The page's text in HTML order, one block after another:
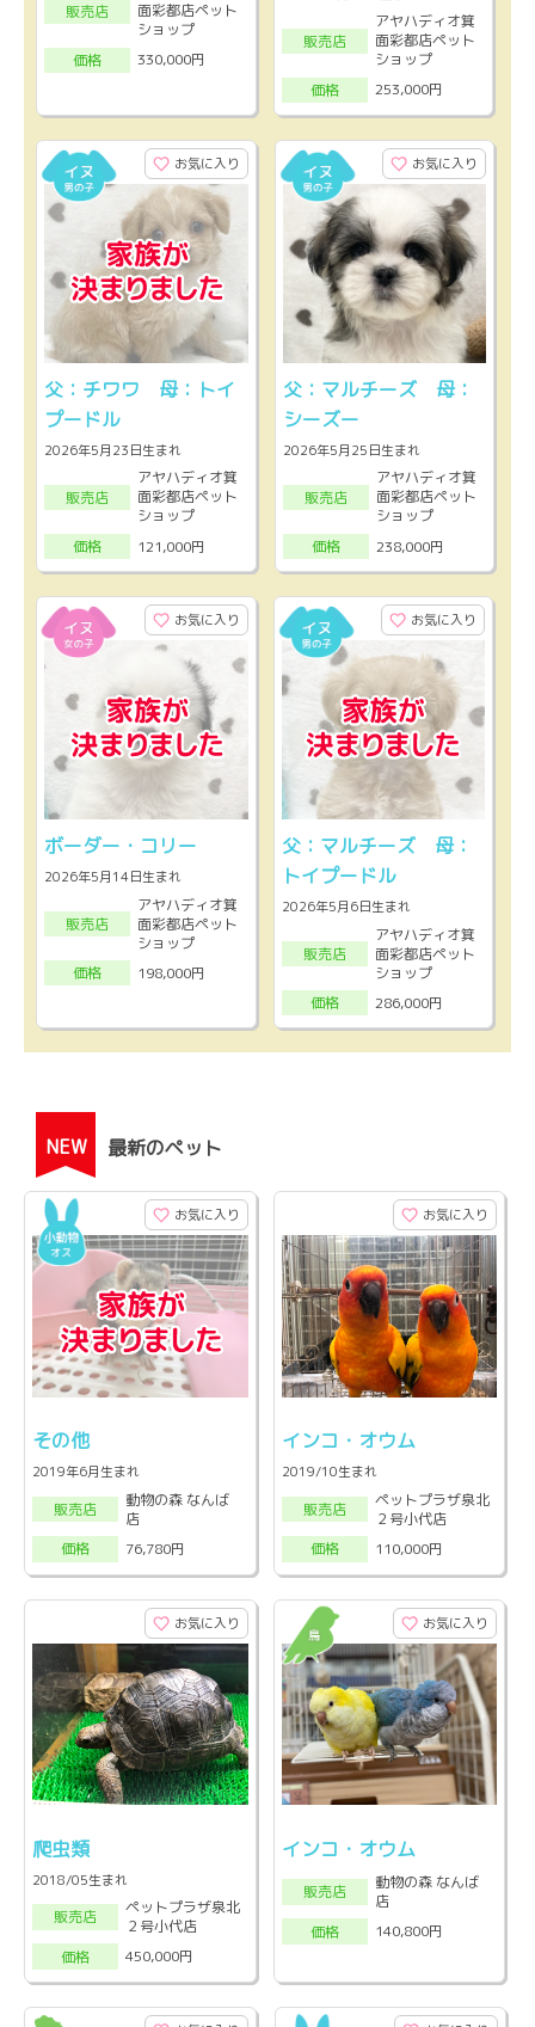
販売店
面彩都店ペット
ショップ
価格
330,000円
販売店
アヤハディオ箕
面彩都店ペット
ショップ
価格
253,000円
お気に入り
父：チワワ 母：トイ
プードル
2026年5月23日生まれ
販売店
アヤハディオ箕
面彩都店ペット
ショップ
価格
121,000円
お気に入り
父：マルチーズ 母：
シーズー
2026年5月25日生まれ
販売店
アヤハディオ箕
面彩都店ペット
ショップ
価格
238,000円
お気に入り
ボーダー・コリー
2026年5月14日生まれ
販売店
アヤハディオ箕
面彩都店ペット
ショップ
価格
198,000円
お気に入り
父：マルチーズ 母：
トイプードル
2026年5月6日生まれ
販売店
アヤハディオ箕
面彩都店ペット
ショップ
価格
286,000円
NEW 最新のペット
お気に入り
その他
2019年6月生まれ
販売店
動物の森 なんば
店
価格
76,780円
お気に入り
インコ・オウム
2019/10生まれ
販売店
ペットプラザ泉北
２号小代店
価格
110,000円
お気に入り
爬虫類
2018/05生まれ
販売店
ペットプラザ泉北
２号小代店
価格
450,000円
お気に入り
インコ・オウム
販売店
動物の森 なんば
店
価格
140,800円